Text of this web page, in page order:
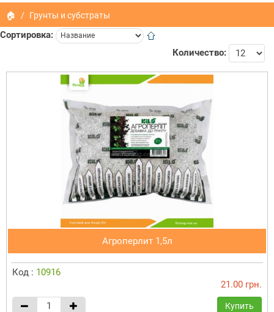
🏠 Грунты и субстраты
Сортировка:
Количество:
Агроперлит 1,5л
Код : 10916
21.00 грн.
Купить